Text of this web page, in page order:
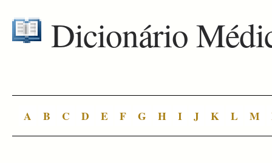
Dicionário
A B C D E F G H I J K L M